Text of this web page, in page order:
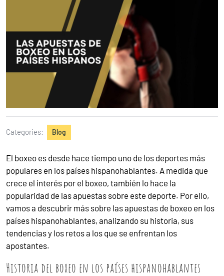
Categories: Blog
El boxeo es desde hace tiempo uno de los deportes más
populares en los países hispanohablantes. A medida que
crece el interés por el boxeo, también lo hace la
popularidad de las apuestas sobre este deporte. Por ello,
vamos a descubrir más sobre las apuestas de boxeo en los
países hispanohablantes, analizando su historia, sus
tendencias y los retos a los que se enfrentan los
apostantes.
Historia del boxeo en los países hispanohablantes